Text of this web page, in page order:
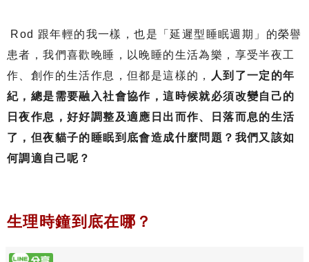
Rod 跟年輕的我一樣，也是「延遲型睡眠週期」的榮譽
患者，我們喜歡晚睡，以晚睡的生活為樂，享受半夜工
作、創作的生活作息，但都是這樣的，
人到了一定的年
紀，總是需要融入社會協作，這時候就必須改變自己的
日夜作息，好好調整及適應日出而作、日落而息的生活
了，但夜貓子的睡眠到底會造成什麼問題？我們又該如
何調適自己呢？
生理時鐘到底在哪？